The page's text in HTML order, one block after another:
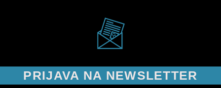
PRIJAVA NA NEWSLETTER